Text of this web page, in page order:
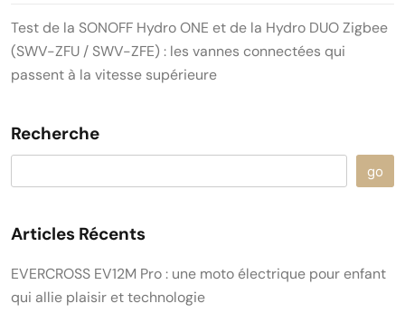
Test de la SONOFF Hydro ONE et de la Hydro DUO Zigbee
(SWV-ZFU / SWV-ZFE) : les vannes connectées qui
passent à la vitesse supérieure
Recherche
go
Articles Récents
EVERCROSS EV12M Pro : une moto électrique pour enfant
qui allie plaisir et technologie